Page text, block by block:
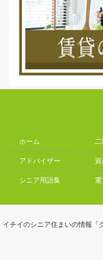
ホーム
アドバイザー
シニア用語集
運
イチイのシニア住まいの情報「